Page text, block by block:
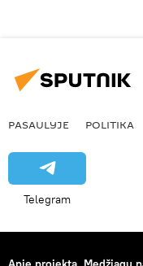
PASAULYJE POLITIKA
Telegram